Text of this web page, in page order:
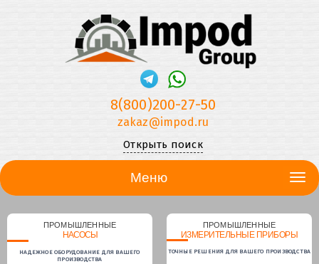
8(800)200-27-50
zakaz@impod.ru
Открыть поиск
Меню
ПРОМЫШЛЕННЫЕ
НАСОСЫ
НАДЕЖНОЕ ОБОРУДОВАНИЕ ДЛЯ ВАШЕГО
ПРОИЗВОДСТВА
ПРОМЫШЛЕННЫЕ
ИЗМЕРИТЕЛЬНЫЕ ПРИБОРЫ
ТОЧНЫЕ РЕШЕНИЯ ДЛЯ ВАШЕГО ПРОИЗВОДСТВА